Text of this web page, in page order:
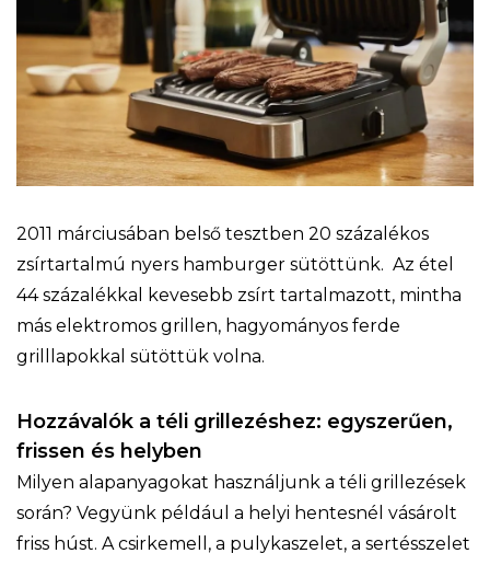
2011 márciusában belső tesztben 20 százalékos
zsírtartalmú nyers hamburger sütöttünk. Az étel
44 százalékkal kevesebb zsírt tartalmazott, mintha
más elektromos grillen, hagyományos ferde
grilllapokkal sütöttük volna.
Hozzávalók a téli grillezéshez: egyszerűen,
frissen és helyben
Milyen alapanyagokat használjunk a téli grillezések
során? Vegyünk például a helyi hentesnél vásárolt
friss húst. A csirkemell, a pulykaszelet, a sertésszelet